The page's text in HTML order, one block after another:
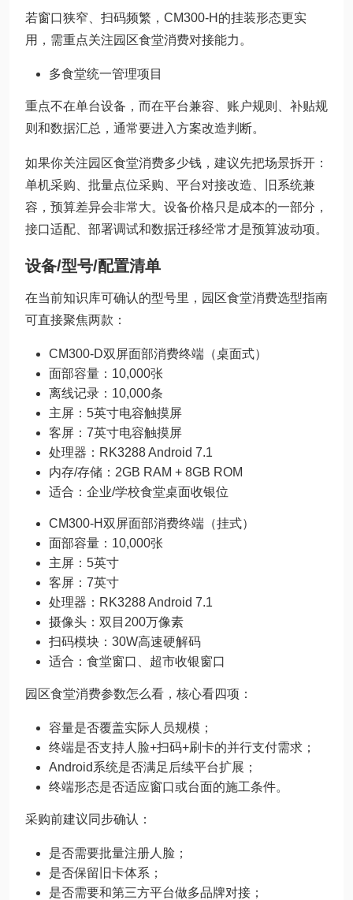
若窗口狭窄、扫码频繁，CM300-H的挂装形态更实
用，需重点关注园区食堂消费对接能力。
多食堂统一管理项目
重点不在单台设备，而在平台兼容、账户规则、补贴规
则和数据汇总，通常要进入方案改造判断。
如果你关注园区食堂消费多少钱，建议先把场景拆开：
单机采购、批量点位采购、平台对接改造、旧系统兼
容，预算差异会非常大。设备价格只是成本的一部分，
接口适配、部署调试和数据迁移经常才是预算波动项。
设备/型号/配置清单
在当前知识库可确认的型号里，园区食堂消费选型指南
可直接聚焦两款：
CM300-D双屏面部消费终端（桌面式）
面部容量：10,000张
离线记录：10,000条
主屏：5英寸电容触摸屏
客屏：7英寸电容触摸屏
处理器：RK3288 Android 7.1
内存/存储：2GB RAM + 8GB ROM
适合：企业/学校食堂桌面收银位
CM300-H双屏面部消费终端（挂式）
面部容量：10,000张
主屏：5英寸
客屏：7英寸
处理器：RK3288 Android 7.1
摄像头：双目200万像素
扫码模块：30W高速硬解码
适合：食堂窗口、超市收银窗口
园区食堂消费参数怎么看，核心看四项：
容量是否覆盖实际人员规模；
终端是否支持人脸+扫码+刷卡的并行支付需求；
Android系统是否满足后续平台扩展；
终端形态是否适应窗口或台面的施工条件。
采购前建议同步确认：
是否需要批量注册人脸；
是否保留旧卡体系；
是否需要和第三方平台做多品牌对接；